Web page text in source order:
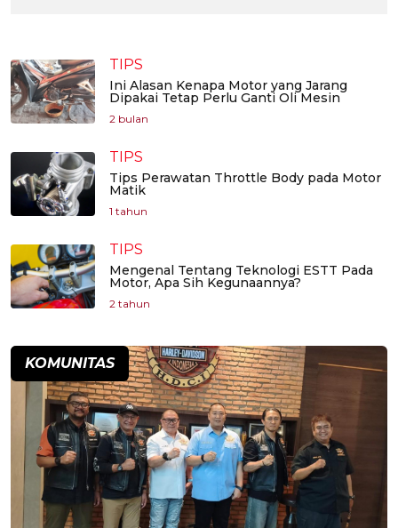
TIPS
Ini Alasan Kenapa Motor yang Jarang
Dipakai Tetap Perlu Ganti Oli Mesin
2 bulan
TIPS
Tips Perawatan Throttle Body pada Motor
Matik
1 tahun
TIPS
Mengenal Tentang Teknologi ESTT Pada
Motor, Apa Sih Kegunaannya?
2 tahun
KOMUNITAS